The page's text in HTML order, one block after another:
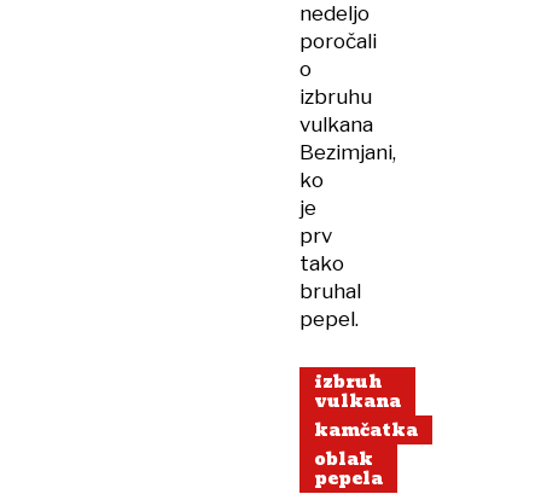
nedeljo
poročali
o
izbruhu
vulkana
Bezimjani,
ko
je
prv
tako
bruhal
pepel.
izbruh
vulkana
kamčatka
oblak
pepela